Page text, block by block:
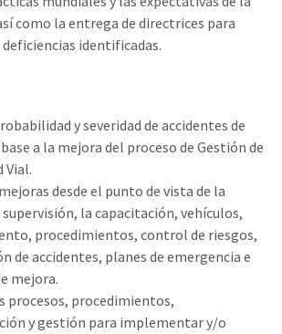
como la entrega de directrices para
identificadas.
y severidad de accidentes de
a la mejora del proceso de Gestión de
Vial.
desde el punto de vista de la
la capacitación, vehículos,
procedimientos, control de riesgos,
de accidentes, planes de emergencia e
mejora.
procesos, procedimientos,
y gestión para implementar y/o